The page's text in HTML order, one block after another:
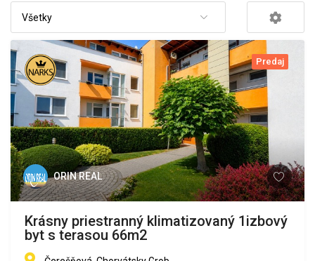
Všetky
Predaj
ORIN REAL
Krásny priestranný klimatizovaný 1izbový
byt s terasou 66m2